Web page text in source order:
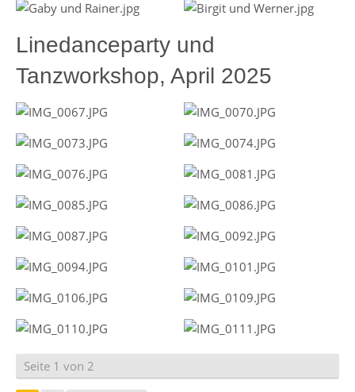
Linedanceparty und
Tanzworkshop, April 2025
Seite 1 von 2